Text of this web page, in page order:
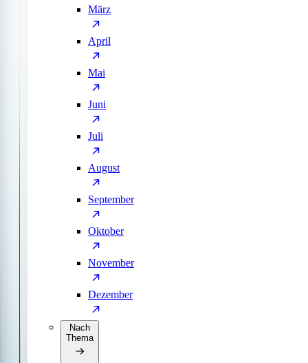
März
April
Mai
Juni
Juli
August
September
Oktober
November
Dezember
Nach
Thema